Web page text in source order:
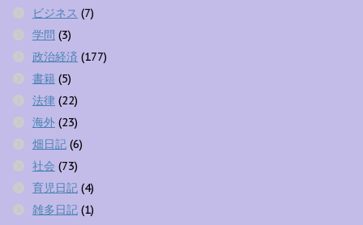
ビジネス (7)
学問 (3)
政治経済 (177)
書籍 (5)
法律 (22)
海外 (23)
畑日記 (6)
社会 (73)
育児日記 (4)
雑多日記 (1)